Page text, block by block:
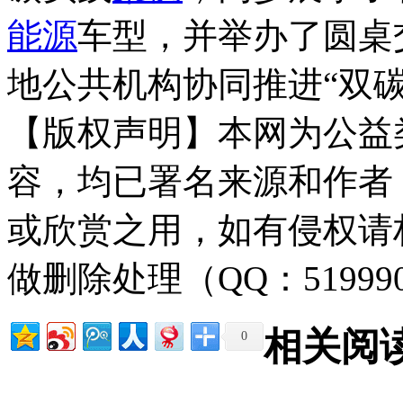
能源车型，并举办了圆
地公共机构协同推进“双
【版权声明】本网为公
容，均已署名来源和作
或欣赏之用，如有侵权
做删除处理（QQ：
0 相关阅